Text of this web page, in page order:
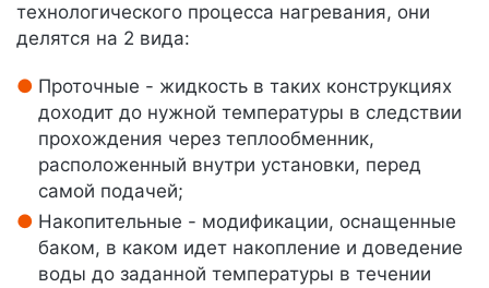
технологического процесса нагревания, они
делятся на 2 вида:
Проточные - жидкость в таких конструкциях
доходит до нужной температуры в следствии
прохождения через теплообменник,
расположенный внутри установки, перед
самой подачей;
Накопительные - модификации, оснащенные
баком, в каком идет накопление и доведение
воды до заданной температуры в течении